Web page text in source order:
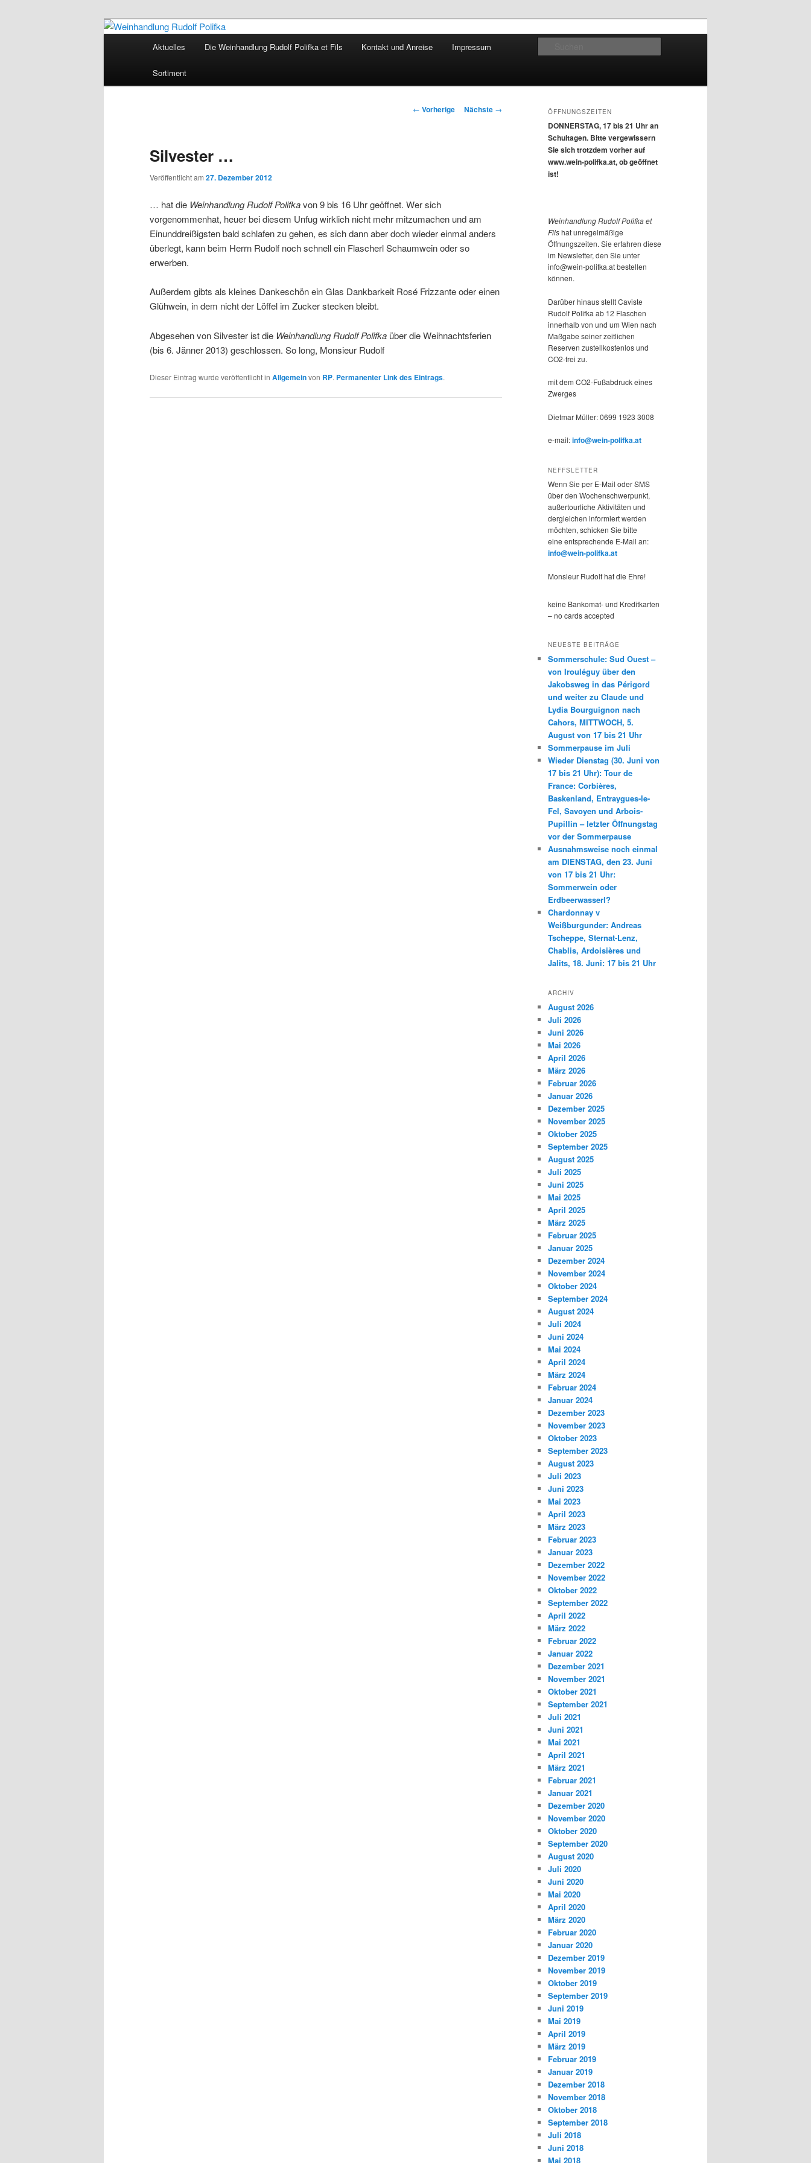
Weinhandlung Rudolf Polifka
Zum Inhalt wechseln
Aktuelles Die Weinhandlung Rudolf Polifka et Fils Kontakt und Anreise Impressum
Sortiment
Artikelnavigation
← Vorherige Nächste →
Silvester …
Veröffentlicht am 27. Dezember 2012
… hat die Weinhandlung Rudolf Polifkavon 9 bis 16 Uhr geöffnet. Wer sich
vorgenommenhat, heuer bei diesem Unfug wirklich nicht mehr mitzumachen und am
Einunddreißigsten bald schlafen zu gehen, es sich dann aber doch wieder einmal anders
überlegt, kann beim Herrn Rudolf noch schnell ein Flascherl Schaumwein oder so
erwerben.
Außerdem gibts als kleines Dankeschön ein Glas Dankbarkeit Rosé Frizzante oder einen
Glühwein, in dem nicht der Löffel im Zucker stecken bleibt.
Abgesehen von Silvester ist die Weinhandlung Rudolf Polifka über die Weihnachtsferien
(bis 6. Jänner 2013) geschlossen. So long, Monsieur Rudolf
Dieser Eintrag wurde veröffentlicht in Allgemeinvon RP. Permanenter Link des Eintrags.
ÖFFNUNGSZEITEN
DONNERSTAG, 17 bis 21 Uhr an
Schultagen. Bitte vergewissern
Sie sich trotzdem vorher auf
www.wein-polifka.at, ob geöffnet
ist!
Weinhandlung Rudolf Polifka et
Filshat unregelmäßige
Öffnungszeiten. Sie erfahren diese
im Newsletter, den Sie unter
info@wein-polifka.at bestellen
können.
Darüber hinaus stellt Caviste
Rudolf Polifka ab 12 Flaschen
innerhalb von und um Wien nach
Maßgabe seiner zeitlichen
Reserven zustellkostenlos und
CO2-frei zu.
mit dem CO2-Fußabdruck eines
Zwerges
Dietmar Müller: 0699 1923 3008
e-mail:info@wein-polifka.at
NEFFSLETTER
Wenn Sie per E-Mail oder SMS
über den Wochenschwerpunkt,
außertourliche Aktivitäten und
dergleichen informiert werden
möchten, schicken Sie bitte
eine entsprechende E-Mail an:
info@wein-polifka.at
Monsieur Rudolf hat die Ehre!
keine Bankomat- und Kreditkarten
– no cards accepted
NEUESTE BEITRÄGE
Sommerschule: Sud Ouest –
von Irouléguy über den
Jakobsweg in das Périgord
und weiter zu Claude und
Lydia Bourguignon nach
Cahors, MITTWOCH, 5.
August von 17 bis 21 Uhr
Sommerpause im Juli
Wieder Dienstag (30. Juni von
17 bis 21 Uhr): Tour de
France: Corbières,
Baskenland, Entraygues-le-
Fel, Savoyen und Arbois-
Pupillin – letzter Öffnungstag
vor der Sommerpause
Ausnahmsweise noch einmal
am DIENSTAG, den 23. Juni
von 17 bis 21 Uhr:
Sommerwein oder
Erdbeerwasserl?
Chardonnay v
Weißburgunder: Andreas
Tscheppe, Sternat-Lenz,
Chablis, Ardoisières und
Jalits, 18. Juni: 17 bis 21 Uhr
ARCHIV
August 2026
Juli 2026
Juni 2026
Mai 2026
April 2026
März 2026
Februar 2026
Januar 2026
Dezember 2025
November 2025
Oktober 2025
September 2025
August 2025
Juli 2025
Juni 2025
Mai 2025
April 2025
März 2025
Februar 2025
Januar 2025
Dezember 2024
November 2024
Oktober 2024
September 2024
August 2024
Juli 2024
Juni 2024
Mai 2024
April 2024
März 2024
Februar 2024
Januar 2024
Dezember 2023
November 2023
Oktober 2023
September 2023
August 2023
Juli 2023
Juni 2023
Mai 2023
April 2023
März 2023
Februar 2023
Januar 2023
Dezember 2022
November 2022
Oktober 2022
September 2022
April 2022
März 2022
Februar 2022
Januar 2022
Dezember 2021
November 2021
Oktober 2021
September 2021
Juli 2021
Juni 2021
Mai 2021
April 2021
März 2021
Februar 2021
Januar 2021
Dezember 2020
November 2020
Oktober 2020
September 2020
August 2020
Juli 2020
Juni 2020
Mai 2020
April 2020
März 2020
Februar 2020
Januar 2020
Dezember 2019
November 2019
Oktober 2019
September 2019
Juni 2019
Mai 2019
April 2019
März 2019
Februar 2019
Januar 2019
Dezember 2018
November 2018
Oktober 2018
September 2018
Juli 2018
Juni 2018
Mai 2018